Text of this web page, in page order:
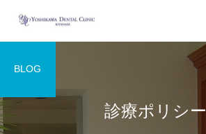
診療ポリシー
BLOG